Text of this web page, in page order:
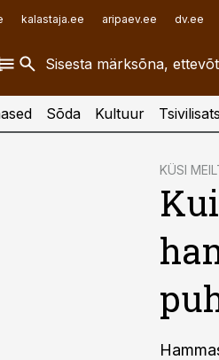
kalastaja.ee aripaev.ee dv.ee
toostusuudised.ee
Sõda Kultuur
KÜSI